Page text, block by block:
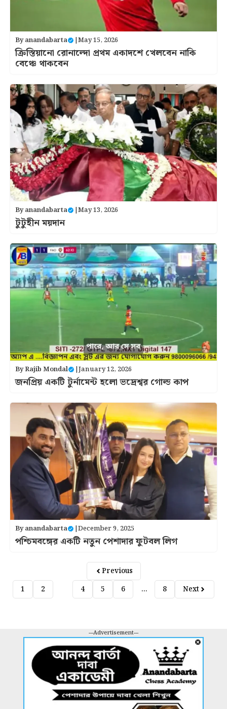
Byanandabarta |May 15, 2026
ক্রিস্তিয়ানো রোনাল্দো প্রথম একাদশে খেলবেন নাকি
বেঞ্চে থাকবেন
Byanandabarta |May 13, 2026
টুটুহীন ময়দান
ByRajib Mondal |January 12, 2026
জনপ্রিয় একটি টুর্নামেন্ট হলো ভদ্রেশ্বর গোল্ড কাপ
Byanandabarta |December 9, 2025
পশ্চিমবঙ্গের একটি নতুন পেশাদার ফুটবল লিগ
Previous
1
2 4 5 6 … 8 Next
---Advertisement---